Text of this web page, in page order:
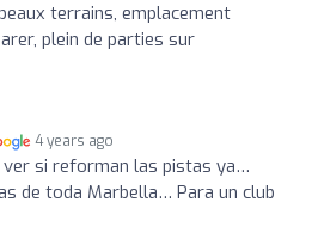
terrains, emplacement
plein de parties sur
4 years ago
ver si reforman las pistas ya…
de toda Marbella… Para un club